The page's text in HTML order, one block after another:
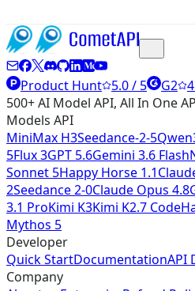
Product Hunt 5.0 / 5 G2
500+ AI Model API, All In One
Models API
MiniMax H3Seedance-2-5
5Flux 3GPT 5.6Gemini 3.6 Flash
Sonnet 5Happy Horse 1.1
2Seedance 2-0Claude Opus 4.8
3.1 ProKimi K3Kimi K2.7 Code
Mythos 5
Developer
Quick StartDocumentationAPI
Company